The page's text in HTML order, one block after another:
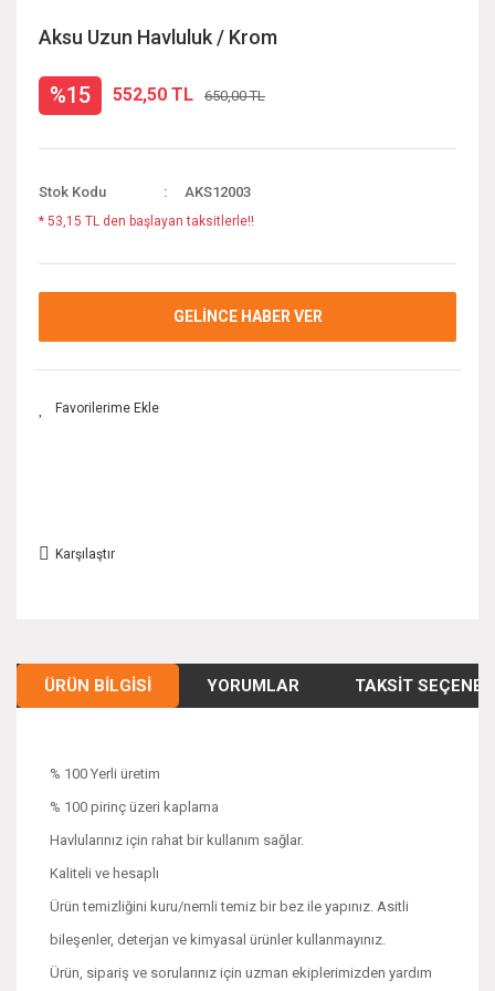
Aksu Uzun Havluluk / Krom
%15 552,50 TL 650,00 TL
Stok Kodu AKS12003
* 53,15 TL den başlayan taksitlerle!!
GELİNCE HABER VER
Karşılaştır
ÜRÜN BILGISI YORUMLAR TAKSIT
% 100 Yerli üretim
% 100 pirinç üzeri kaplama
Havlularınız için rahat bir kullanım sağlar.
Kaliteli ve hesaplı
Ürün temizliğini kuru/nemli temiz bir bez ile yapınız. Asitli
bileşenler, deterjan ve kimyasal ürünler kullanmayınız.
Ürün, sipariş ve sorularınız için uzman ekiplerimizden yardım